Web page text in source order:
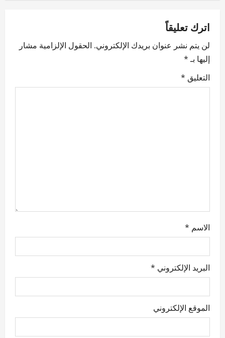
v
i
g
a
اترك تعليقاً
لن يتم نشر عنوان بريدك الإلكتروني. الحقول الإلزامية مشار
إليها بـ*
التعليق *
الاسم *
البريد الإلكتروني *
الموقع الإلكتروني